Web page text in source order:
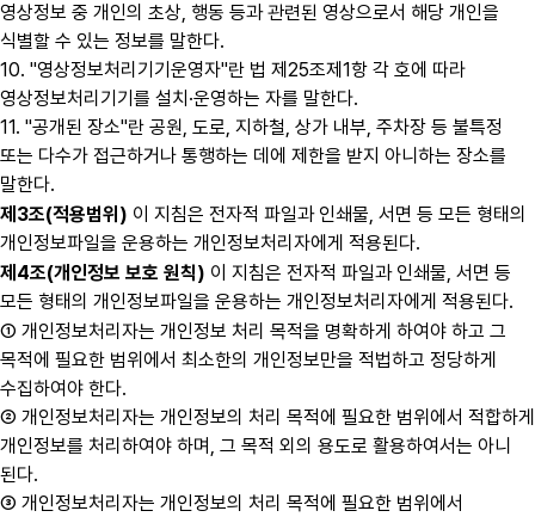
영상정보 중 개인의 초상, 행동 등과 관련된 영상으로서 해당 개인을
식별할 수 있는 정보를 말한다.
10. "영상정보처리기기운영자"란 법 제25조제1항 각 호에 따라
영상정보처리기기를 설치·운영하는 자를 말한다.
11. "공개된 장소"란 공원, 도로, 지하철, 상가 내부, 주차장 등 불특정
또는 다수가 접근하거나 통행하는 데에 제한을 받지 아니하는 장소를
말한다.
제3조(적용범위) 이 지침은 전자적 파일과 인쇄물, 서면 등 모든 형태의
개인정보파일을 운용하는 개인정보처리자에게 적용된다.
제4조(개인정보 보호 원칙) 이 지침은 전자적 파일과 인쇄물, 서면 등
모든 형태의 개인정보파일을 운용하는 개인정보처리자에게 적용된다.
① 개인정보처리자는 개인정보 처리 목적을 명확하게 하여야 하고 그
목적에 필요한 범위에서 최소한의 개인정보만을 적법하고 정당하게
수집하여야 한다.
② 개인정보처리자는 개인정보의 처리 목적에 필요한 범위에서 적합하게
개인정보를 처리하여야 하며, 그 목적 외의 용도로 활용하여서는 아니
된다.
③ 개인정보처리자는 개인정보의 처리 목적에 필요한 범위에서